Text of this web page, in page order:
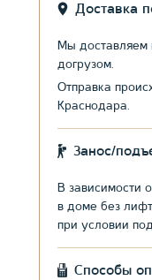
Доставка
Мы доставляем
догрузом.
Отправка
Краснодара.
Занос/
В зависимости
в доме без
при условии
Способы